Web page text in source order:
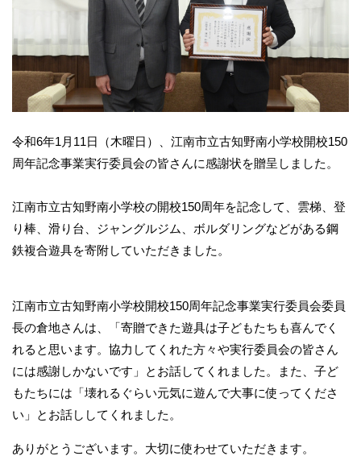
令和6年1月11日（木曜日）、江南市立古知野南小学校開校150
周年記念事業実行委員会の皆さんに感謝状を贈呈しました。
江南市立古知野南小学校の開校150周年を記念して、雲梯、登
り棒、滑り台、ジャングルジム、ボルダリングなどがある鋼
鉄複合遊具を寄附していただきました。
江南市立古知野南小学校開校150周年記念事業実行委員会委員
長の倉地さんは、「寄贈できた遊具は子どもたちも喜んでく
れると思います。協力してくれた方々や実行委員会の皆さん
には感謝しかないです」とお話してくれました。また、子ど
もたちには「壊れるぐらい元気に遊んで大事に使ってくださ
い」とお話ししてくれました。
ありがとうございます。大切に使わせていただきます。